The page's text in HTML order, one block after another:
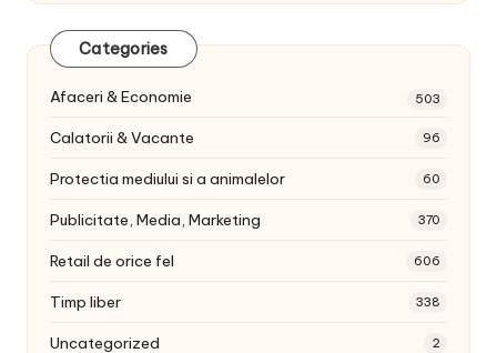
Categories
Afaceri & Economie 503
Calatorii & Vacante 96
Protectia mediului si a animalelor 60
Publicitate, Media, Marketing 370
Retail de orice fel 606
Timp liber 338
Uncategorized 2